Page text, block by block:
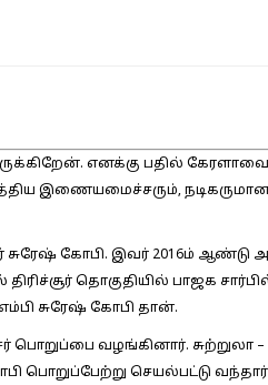
எனக்கு பதில்
நடிகருமான
கோபி. இவர் 2016ம் ஆண்டு
தொகுதியில் பாஜக சார்பில்
சுரேஷ் கோபி தான்.
பொறுப்பை வழங்கினார். சுற்றுலா
பொறுப்பேற்று செயல்பட்டு